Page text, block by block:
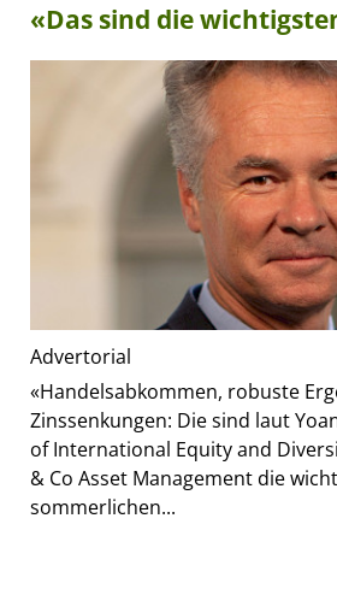
«Das sind die
Advertorial
«Handelsabkommen, robuste
Zinssenkungen: Die sind laut
of International Equity and
& Co Asset Management die
sommerlichen...